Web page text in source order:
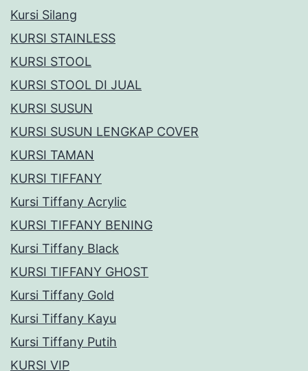
Kursi Silang
KURSI STAINLESS
KURSI STOOL
KURSI STOOL DI JUAL
KURSI SUSUN
KURSI SUSUN LENGKAP COVER
KURSI TAMAN
KURSI TIFFANY
Kursi Tiffany Acrylic
KURSI TIFFANY BENING
Kursi Tiffany Black
KURSI TIFFANY GHOST
Kursi Tiffany Gold
Kursi Tiffany Kayu
Kursi Tiffany Putih
KURSI VIP